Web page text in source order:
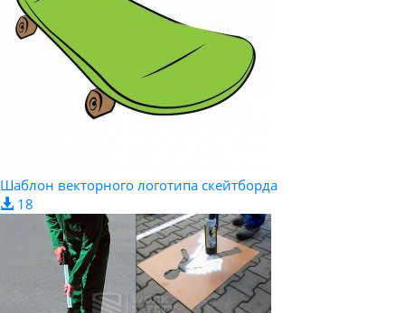
Шаблон векторного логотипа скейтборда
18